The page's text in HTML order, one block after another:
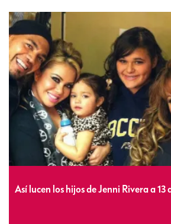
Así lucen los hijos de Jenni Rivera a 13